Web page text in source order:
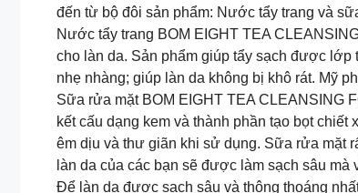
đến từ bộ đôi sản phẩm: Nước tẩy trang và
Nước tẩy trang BOM EIGHT TEA
cho làn da. Sản phẩm giúp tẩy sạch được lớp
nhẹ nhàng; giúp làn da không bị khô rát. Mỹ
Sữa rửa mặt BOM EIGHT TEA CLEANSING
kết cấu dạng kem và thành phần tạo bọt
êm dịu và thư giãn khi sử dụng. Sữa rửa mặt
làn da của các bạn sẽ được làm sạch sâu
Để làn da được sạch sâu và thông thoáng